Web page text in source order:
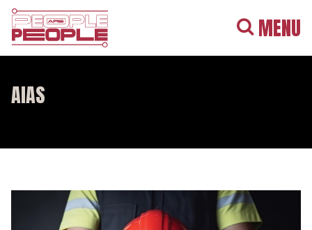
MENU
AIAS